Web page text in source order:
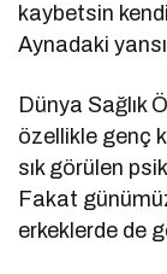
kaybetsin
Aynadaki
Dünya Sağlık
özellikle genç
sık görülen
Fakat
erkeklerde de